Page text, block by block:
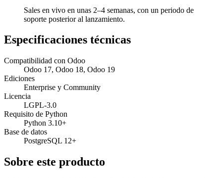
Sales en vivo en unas 2–4 semanas, con un periodo de
soporte posterior al lanzamiento.
Especificaciones técnicas
Compatibilidad con Odoo
Odoo 17, Odoo 18, Odoo 19
Ediciones
Enterprise y Community
Licencia
LGPL-3.0
Requisito de Python
Python 3.10+
Base de datos
PostgreSQL 12+
Sobre este producto